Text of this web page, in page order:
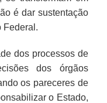
é dar sustentação
Federal.
dos processos de
dos órgãos
os pareceres de
o Estado,